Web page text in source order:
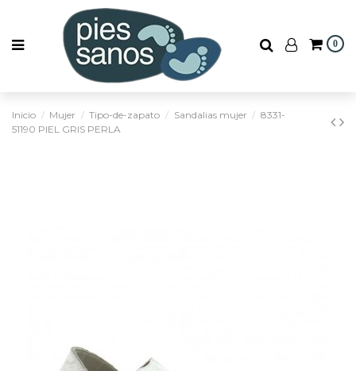
0
Inicio Mujer Tipo-de-zapato Sandalias mujer
8331-
51190 PIEL GRIS PERLA